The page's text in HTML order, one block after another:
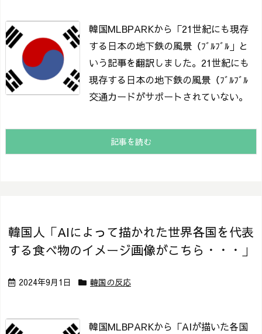
韓国MLBPARKから「21世紀にも現存
する日本の地下鉄の風景（ﾌﾞﾙﾌﾞﾙ」と
いう記事を翻訳しました。 21世紀にも
現存する日本の地下鉄の風景（ﾌﾞﾙﾌﾞﾙ
交通カードがサポートされていない。
記事を読む
韓国人「AIによって描かれた世界各国を代表
する食べ物のイメージ画像がこちら・・・」
2024年9月1日 韓国の反応
韓国MLBPARKから「AIが描いた各国